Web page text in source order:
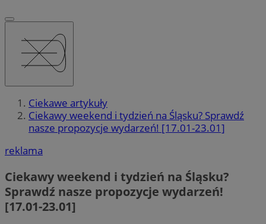
Ciekawe artykuły
Ciekawy weekend i tydzień na Śląsku? Sprawdź
nasze propozycje wydarzeń! [17.01-23.01]
reklama
Ciekawy weekend i tydzień na Śląsku?
Sprawdź nasze propozycje wydarzeń!
[17.01-23.01]